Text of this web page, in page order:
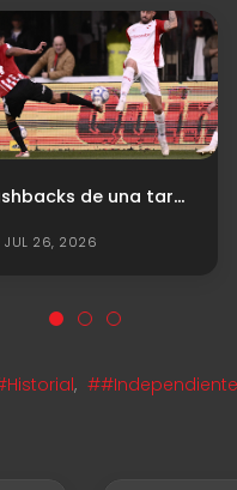
Flashbacks de una tarde vestida de blanco
JUL 26, 2026
, ##Independiente